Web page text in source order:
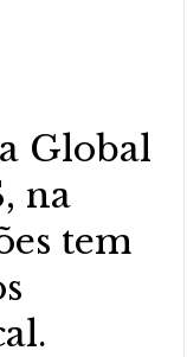
Global
na
tem